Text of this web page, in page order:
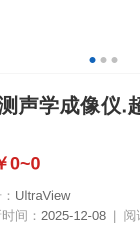
声学成像仪.
0~0
UltraView
间： 2025-12-08 | 阅